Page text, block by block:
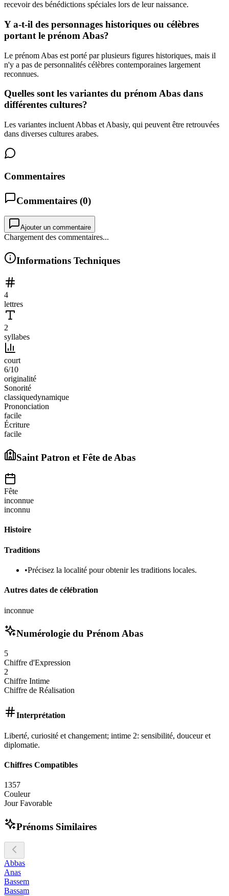
recevoir des bénédictions spéciales lors de leur naissance.
Y a-t-il des personnages historiques ou célèbres
portant le prénom Abas?
Le prénom Abas est porté par plusieurs figures historiques, mais il
n'y a pas de personnalités célèbres contemporaines largement
reconnues.
Quelles sont les variantes du prénom Abas dans
différentes cultures?
Les variantes incluent Abbas et Abasiy, qui peuvent être retrouvées
dans diverses cultures arabes.
Commentaires
Commentaires (0)
Ajouter un commentaire
Chargement des commentaires...
Informations Techniques
4
lettres
2
syllabes
court
6/10
originalité
Sonorité
classiquedynamique
Prononciation
facile
Écriture
facile
Saint Patron et Fête de Abas
Fête
inconnue
inconnu
Histoire
Traditions
•Précisez la localité pour obtenir les traditions locales.
Autres dates de célébration
inconnue
Numérologie du PrénomAbas
5
Chiffre d'Expression
2
Chiffre Intime
Chiffre de Réalisation
Interprétation
Liberté, curiosité et changement; intime 2: sensibilité, douceur et
diplomatie.
Chiffres Compatibles
1357
Couleur
Jour Favorable
Prénoms Similaires
Abbas
Anas
Bassem
Bassam